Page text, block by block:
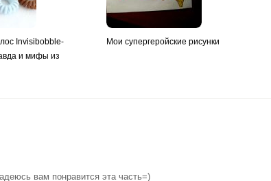
Invisibobble-
и мифы из
Мои супергеройские рисунки
вам понравится эта часть=)